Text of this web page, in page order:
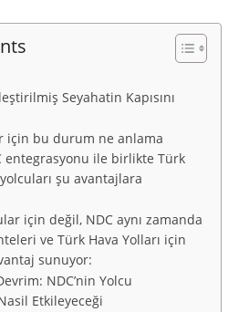
Seyahatin Kapısını
için bu durum ne anlama
entegrasyonu ile birlikte Türk
şu avantajlara
için değil, NDC aynı zamanda
ve Türk Hava Yolları için
sunuyor:
NDC’nin Yolcu
Etkileyeceği